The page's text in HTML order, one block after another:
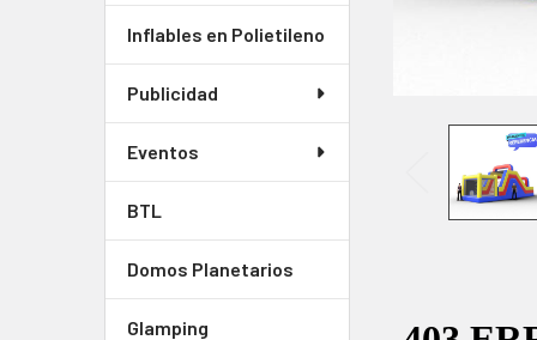
Inflables en Polietileno
Publicidad
Eventos
BTL
Domos Planetarios
Glamping